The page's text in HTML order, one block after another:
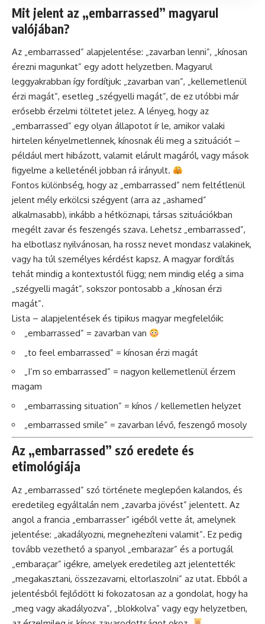
Mit jelent az „embarrassed” magyarul
valójában?
Az „embarrassed” alapjelentése: „zavarban lenni”, „kínosan
érezni magunkat” egy adott helyzetben. Magyarul
leggyakrabban így fordítjuk: „zavarban van”, „kellemetlenül
érzi magát”, esetleg „szégyelli magát”, de ez utóbbi már
erősebb érzelmi töltetet jelez. A lényeg, hogy az
„embarrassed” egy olyan állapotot ír le, amikor valaki
hirtelen kényelmetlennek, kínosnak éli meg a szituációt –
például mert hibázott, valamit elárult magáról, vagy mások
figyelme a kelleténél jobban rá irányult.
Fontos különbség, hogy az „embarrassed” nem feltétlenül
jelent mély erkölcsi szégyent (arra az „ashamed”
alkalmasabb), inkább a hétköznapi, társas szituációkban
megélt zavar és feszengés szava. Lehetsz „embarrassed”,
ha elbotlasz nyilvánosan, ha rossz nevet mondasz valakinek,
vagy ha túl személyes kérdést kapsz. A magyar fordítás
tehát mindig a kontextustól függ; nem mindig elég a sima
„szégyelli magát”, sokszor pontosabb a „kínosan érzi
magát”.
Lista – alapjelentések és tipikus magyar megfelelőik:
„embarrassed” = zavarban van
„to feel embarrassed” = kínosan érzi magát
„I’m so embarrassed” = nagyon kellemetlenül érzem
magam
„embarrassing situation” = kínos / kellemetlen helyzet
„embarrassed smile” = zavarban lévő, feszengő mosoly
Az „embarrassed” szó eredete és
etimológiája
Az „embarrassed” szó története meglepően kalandos, és
eredetileg egyáltalán nem „zavarba jövést” jelentett. Az
angol a francia „embarrasser” igéből vette át, amelynek
jelentése: „akadályozni, megnehezíteni valamit”. Ez pedig
tovább vezethető a spanyol „embarazar” és a portugál
„embaraçar” igékre, amelyek eredetileg azt jelentették:
„megakasztani, összezavarni, eltorlaszolni” az utat. Ebből a
jelentésből fejlődött ki fokozatosan az a gondolat, hogy ha
„meg vagy akadályozva”, „blokkolva” vagy egy helyzetben,